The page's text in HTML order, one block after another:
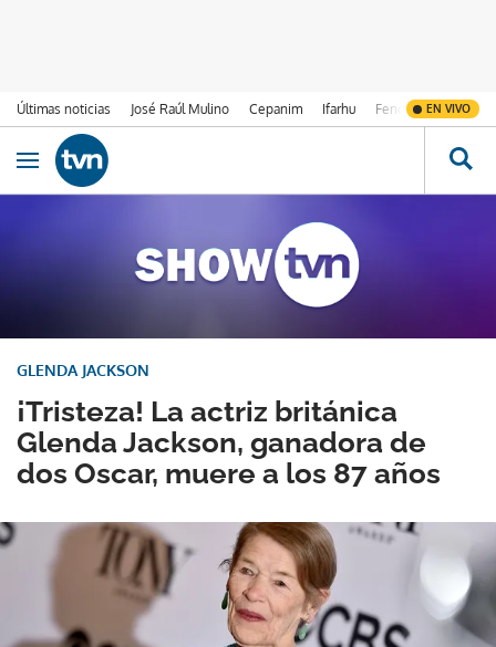
Últimas noticias José Raúl Mulino Cepanim Ifarhu Fenómeno de El
EN VIVO
Ir al contenido
Obrir navegació
¡Tristeza! La actriz británica
Glenda Jackson, ganadora de
dos Oscar, muere a los 87 años
GLENDA JACKSON